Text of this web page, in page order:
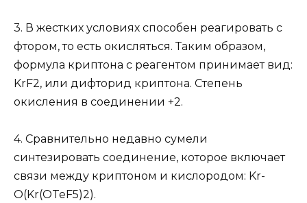
3. В жестких условиях способен реагировать с
фтором, то есть окисляться. Таким образом,
формула криптона с реагентом принимает вид:
KrF2, или дифторид криптона. Степень
окисления в соединении +2.
4. Сравнительно недавно сумели
синтезировать соединение, которое включает
связи между криптоном и кислородом: Kr-
O(Kr(OTeF5)2).